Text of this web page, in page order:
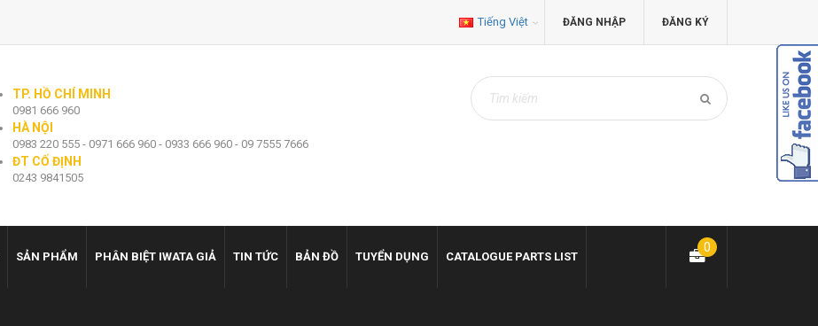
ĐĂNG NHẬP ĐĂNG KÝ
Tiếng Việt
TP. HỒ CHÍ MINH
0981 666 960
HÀ NỘI
0983 220 555 - 0971 666 960 - 0933 666 960 - 09 7555 7666
ĐT CỐ ĐỊNH
0243 9841505
SẢN PHẨM PHÂN BIỆT IWATA GIẢ TIN TỨC BẢN ĐỒ TUYỂN DỤNG CATALOGUE PARTS LIST
0